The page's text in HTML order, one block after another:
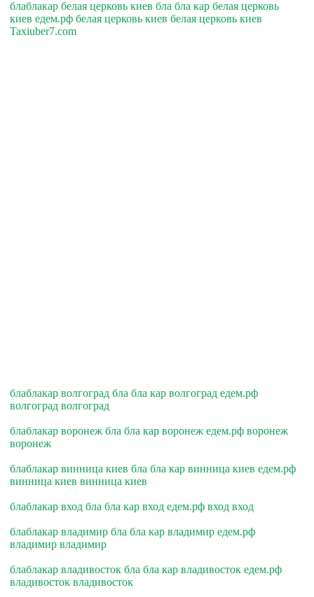
блаблакар белая церковь киев бла бла кар белая церковь
киев едем.рф белая церковь киев белая церковь киев
Taxiuber7.com
блаблакар волгоград бла бла кар волгоград едем.рф
волгоград волгоград
блаблакар воронеж бла бла кар воронеж едем.рф воронеж
воронеж
блаблакар винница киев бла бла кар винница киев едем.рф
винница киев винница киев
блаблакар вход бла бла кар вход едем.рф вход вход
блаблакар владимир бла бла кар владимир едем.рф
владимир владимир
блаблакар владивосток бла бла кар владивосток едем.рф
владивосток владивосток